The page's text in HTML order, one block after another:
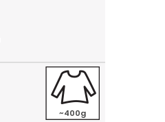
~400g